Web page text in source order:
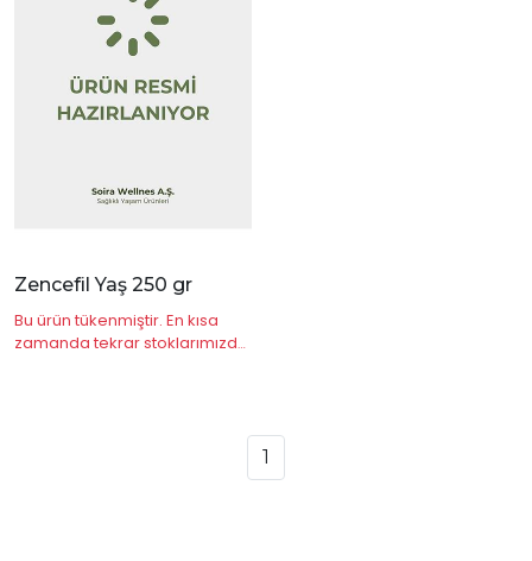
Zencefil Yaş 250 gr
Bu ürün tükenmiştir. En kısa
zamanda tekrar stoklarımızda
1